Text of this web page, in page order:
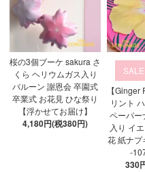
桜の3個ブーケ sakura さ
くら ヘリウムガス入り
バルーン 謝恩会 卒園式
卒業式 お花見 ひな祭り
【浮かせてお届け】
4,180円(税380円)
【
リント
ペーパ
入り イ
花 紙ナプ
-
330